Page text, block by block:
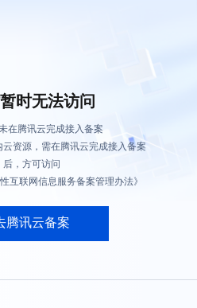
时无法访问
在腾讯云完成接入备案
资源，需在腾讯云完成接入备案
后，方可访问
互联网信息服务备案管理办法》
腾讯云备案